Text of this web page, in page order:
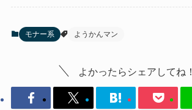
モナー系 ようかんマン
よかったらシェアしてね！